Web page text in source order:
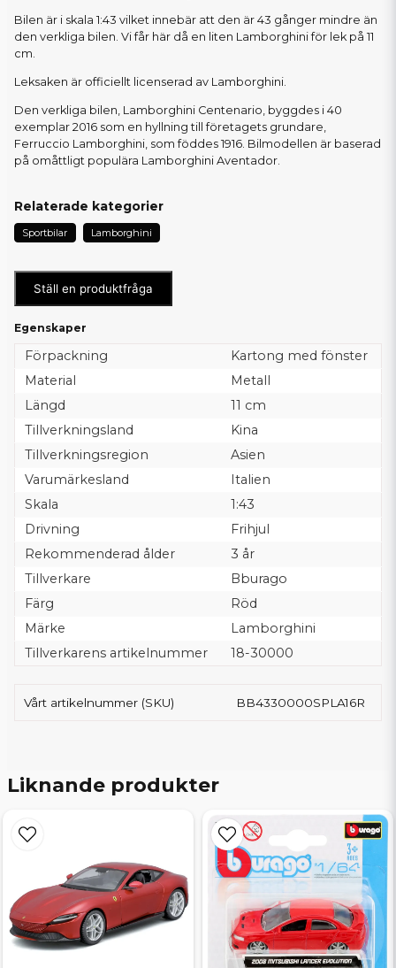
Bilen är i skala 1:43 vilket innebär att den är 43 gånger mindre än
den verkliga bilen. Vi får här då en liten Lamborghini för lek på 11
cm.
Leksaken är officiellt licenserad av Lamborghini.
Den verkliga bilen, Lamborghini Centenario, byggdes i 40
exemplar 2016 som en hyllning till företagets grundare,
Ferruccio Lamborghini, som föddes 1916. Bilmodellen är baserad
på omåttligt populära Lamborghini Aventador.
Relaterade kategorier
Sportbilar Lamborghini
Ställ en produktfråga
Egenskaper
Förpackning
Kartong med fönster
Material
Metall
Längd
11 cm
Tillverkningsland
Kina
Tillverkningsregion
Asien
Varumärkesland
Italien
Skala
1:43
Drivning
Frihjul
Rekommenderad ålder
3 år
Tillverkare
Bburago
Färg
Röd
Märke
Lamborghini
Tillverkarens artikelnummer
18-30000
Vårt artikelnummer (SKU) BB4330000SPLA16R
Liknande produkter